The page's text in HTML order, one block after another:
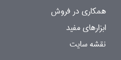
همکاری در فروش
ابزارهای مفید
نقشه سایت